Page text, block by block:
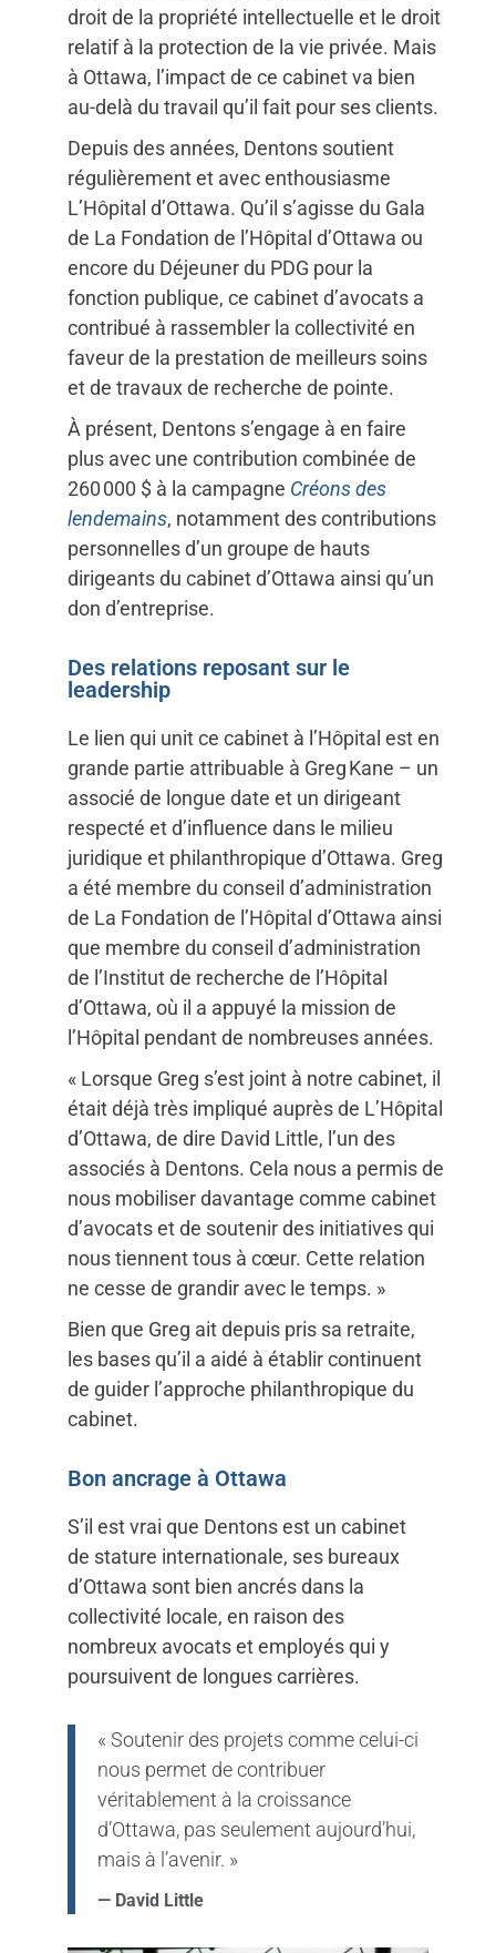
droit de la propriété intellectuelle et le droit
relatif à la protection de la vie privée. Mais
à Ottawa, l’impact de ce cabinet va bien
au-delà du travail qu’il fait pour ses clients.
Depuis des années, Dentons soutient
régulièrement et avec enthousiasme
L’Hôpital d’Ottawa. Qu’il s’agisse du Gala
de La Fondation de l’Hôpital d’Ottawa ou
encore du Déjeuner du PDG pour la
fonction publique, ce cabinet d’avocats a
contribué à rassembler la collectivité en
faveur de la prestation de meilleurs soins
et de travaux de recherche de pointe.
À présent, Dentons s’engage à en faire
plus avec une contribution combinée de
260 000 $ à la campagne Créons des
lendemains, notamment des contributions
personnelles d’un groupe de hauts
dirigeants du cabinet d’Ottawa ainsi qu’un
don d’entreprise.
Des relations reposant sur le
leadership
Le lien qui unit ce cabinet à l’Hôpital est en
grande partie attribuable à Greg Kane – un
associé de longue date et un dirigeant
respecté et d’influence dans le milieu
juridique et philanthropique d’Ottawa. Greg
a été membre du conseil d’administration
de La Fondation de l’Hôpital d’Ottawa ainsi
que membre du conseil d’administration
de l’Institut de recherche de l’Hôpital
d’Ottawa, où il a appuyé la mission de
l’Hôpital pendant de nombreuses années.
« Lorsque Greg s’est joint à notre cabinet, il
était déjà très impliqué auprès de L’Hôpital
d’Ottawa, de dire David Little, l’un des
associés à Dentons. Cela nous a permis de
nous mobiliser davantage comme cabinet
d’avocats et de soutenir des initiatives qui
nous tiennent tous à cœur. Cette relation
ne cesse de grandir avec le temps. »
Bien que Greg ait depuis pris sa retraite,
les bases qu’il a aidé à établir continuent
de guider l’approche philanthropique du
cabinet.
Bon ancrage à Ottawa
S’il est vrai que Dentons est un cabinet
de stature internationale, ses bureaux
d’Ottawa sont bien ancrés dans la
collectivité locale, en raison des
nombreux avocats et employés qui y
poursuivent de longues carrières.
« Soutenir des projets comme celui-ci
nous permet de contribuer
véritablement à la croissance
d’Ottawa, pas seulement aujourd’hui,
mais à l’avenir. »
— David Little